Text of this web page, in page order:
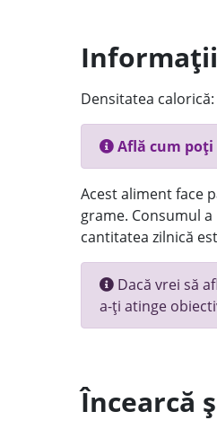
Densitatea calorică:
Află cum
Acest aliment face
grame. Consumul
cantitatea zilnică
Dacă vrei să
a-ți atinge
Încearcă